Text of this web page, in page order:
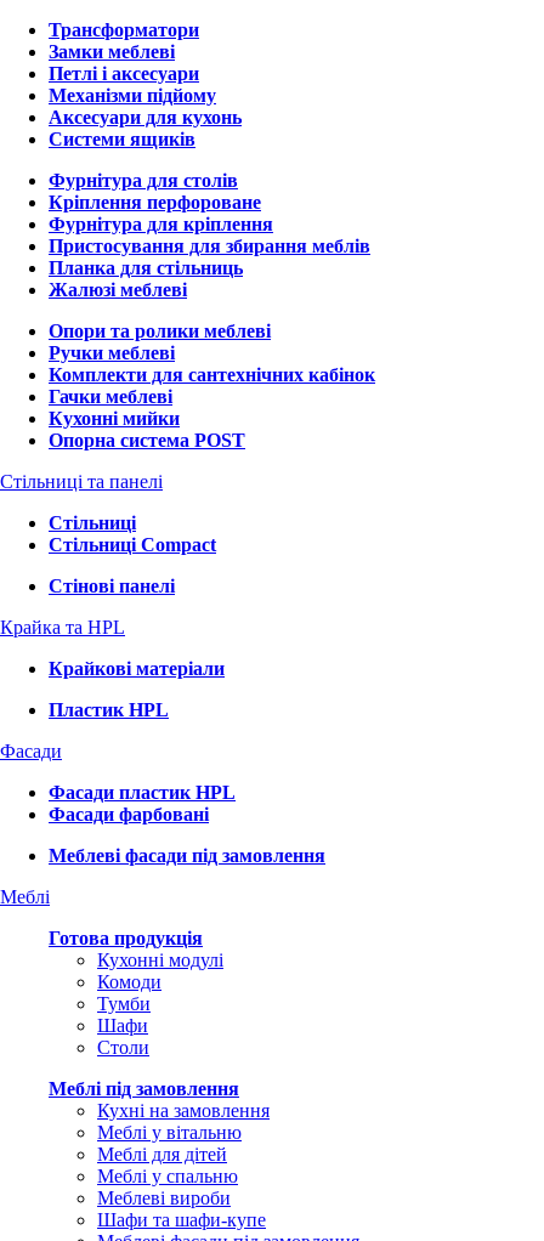
Трансформатори
Замки меблеві
Петлі і аксесуари
Механізми підйому
Аксесуари для кухонь
Системи ящиків
Фурнітура для столів
Кріплення перфороване
Фурнітура для кріплення
Пристосування для збирання меблів
Планка для стільниць
Жалюзі меблеві
Опори та ролики меблеві
Ручки меблеві
Комплекти для сантехнічних кабінок
Гачки меблеві
Кухонні мийки
Опорна система POST
Стільниці та панелі
Стільниці
Стільниці Compact
Стінові панелі
Крайка та HPL
Крайкові матеріали
Пластик HPL
Фасади
Фасади пластик HPL
Фасади фарбовані
Меблеві фасади під замовлення
Меблі
Готова продукція
Кухонні модулі
Комоди
Тумби
Шафи
Столи
Меблі під замовлення
Кухні на замовлення
Меблі у вітальню
Меблі для дітей
Меблі у спальню
Меблеві вироби
Шафи та шафи-купе